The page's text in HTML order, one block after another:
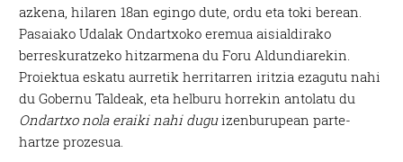
azkena, hilaren 18an egingo dute, ordu eta toki berean.
Pasaiako Udalak Ondartxoko eremua aisialdirako
berreskuratzeko hitzarmena du Foru Aldundiarekin.
Proiektua eskatu aurretik herritarren iritzia ezagutu nahi
du Gobernu Taldeak, eta helburu horrekin antolatu du
Ondartxo nola eraiki nahi duguizenburupean parte-
hartze prozesua.